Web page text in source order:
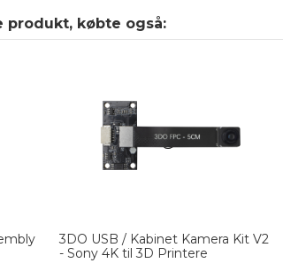
produkt, købte også:
3DO USB / Kabinet Kamera Kit V2
- Sony 4K til 3D Printere